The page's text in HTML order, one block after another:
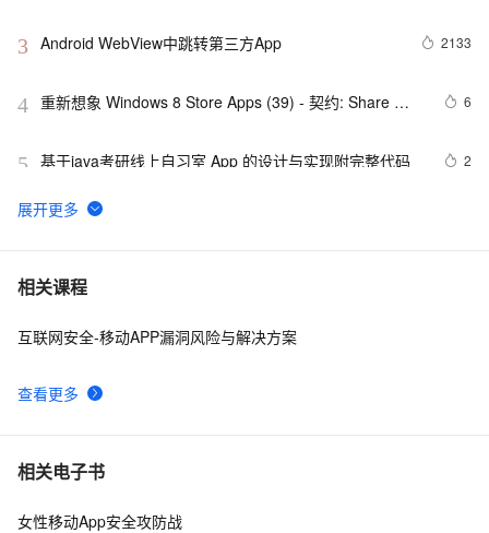
3 Android WebView中跳转第三方App 2133
4 重新想象 Windows 8 Store Apps (39) - 契约: Share
6
5 基于java考研线上自习室 App 的设计与实现附完整代码 2
6 最佳实践3：用通义灵码开发一款 App
7 而桌面app向来是web前端开发开发人员下意识的避开方
8 《101 Windows Phone 7 Apps》读书笔记-
9 uni-app脚手架踩坑记（上）
10
相关课程
查看更多
互联网安全-移动APP漏洞风险与解决方案
相关电子书
女性移动App安全攻防战